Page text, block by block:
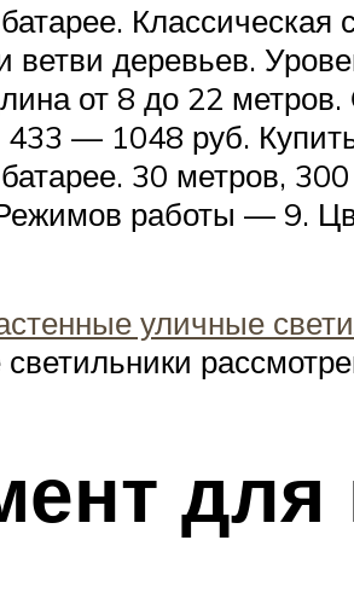
ветви деревьев.
от 8 до 22
— 1048 руб.
30 метров,
работы — 9.
уличные